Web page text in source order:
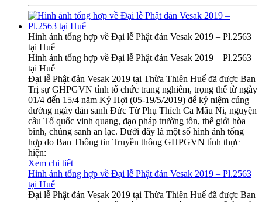
Hình ảnh tổng hợp về Đại lễ Phật đản Vesak 2019 – Pl.2563
tại Huế
Hình ảnh tổng hợp về Đại lễ Phật đản Vesak 2019 – Pl.2563
tại Huế
Đại lễ Phật đản Vesak 2019 tại Thừa Thiên Huế đã được Ban
Trị sự GHPGVN tỉnh tổ chức trang nghiêm, trọng thể từ ngày
01/4 đến 15/4 năm Kỷ Hợi (05-19/5/2019) để kỷ niệm cúng
dường ngày đản sanh Đức Từ Phụ Thích Ca Mâu Ni, nguyện
cầu Tổ quốc vinh quang, đạo pháp trường tồn, thế giới hòa
bình, chúng sanh an lạc. Dưới đây là một số hình ảnh tổng
hợp do Ban Thông tin Truyền thông GHPGVN tỉnh thực
hiện:
Xem chi tiết
Hình ảnh tổng hợp về Đại lễ Phật đản Vesak 2019 – Pl.2563
tại Huế
Đại lễ Phật đản Vesak 2019 tại Thừa Thiên Huế đã được Ban